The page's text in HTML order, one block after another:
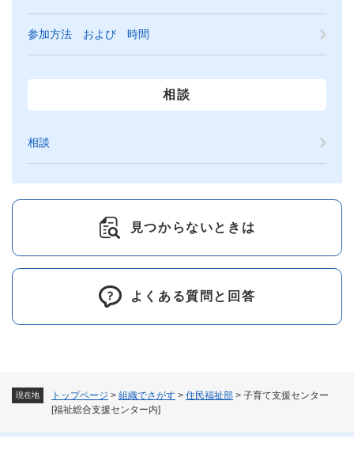
現在地 トップページ > 組織でさがす > 住民福祉部 > 子育て支援センター
[福祉総合支援センター内]
参加方法 および 時間
相談
相談
見つからないときは
よくある質問と回答